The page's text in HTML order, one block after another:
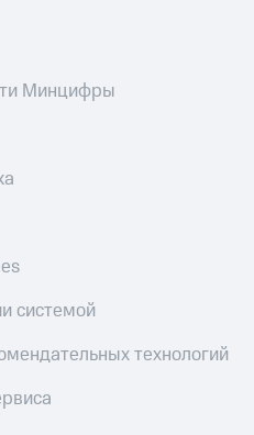
Минцифры
системой
технологий